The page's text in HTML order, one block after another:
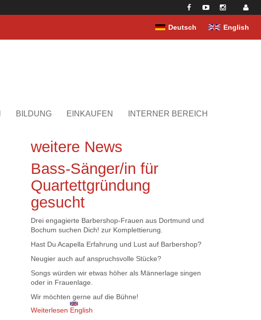
English
Deutsch
BILDUNG EINKAUFEN INTERNER BEREICH
weitere News
Bass-Sänger/in für
Quartettgründung
gesucht
Drei engagierte Barbershop-Frauen aus Dortmund und
Bochum suchen Dich! zur Komplettierung.
Hast Du Acapella Erfahrung und Lust auf Barbershop?
Neugier auch auf anspruchsvolle Stücke?
Songs würden wir etwas höher als Männerlage singen
oder in Frauenlage.
Wir möchten gerne auf die Bühne!
Weiterlesen über Bass-Sänger/in für Quartettgründung
English